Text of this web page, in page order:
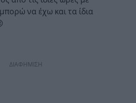
να έχω και τα ίδια
ΔΙΑΦΗΜΙΣΗ